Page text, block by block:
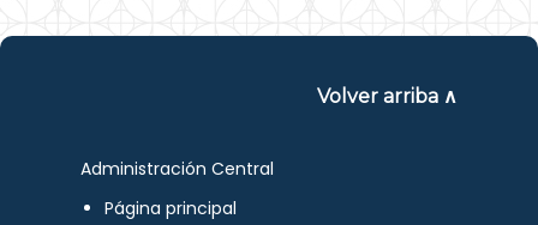
Volver arriba ∧
Administración Central
Página principal